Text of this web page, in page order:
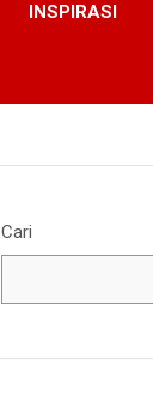
INSPIRASI
Cari